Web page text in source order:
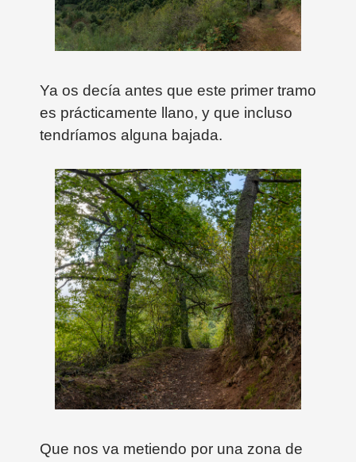
Ya os decía antes que este primer tramo
es prácticamente llano, y que incluso
tendríamos alguna bajada.
Que nos va metiendo por una zona de